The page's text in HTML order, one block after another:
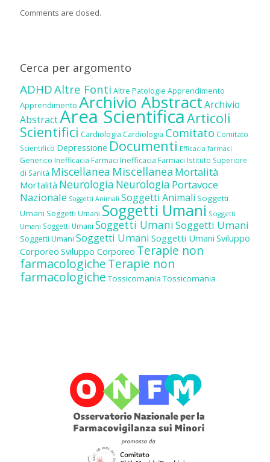
Comments are closed.
Cerca per argomento
ADHDAltre Fonti Altre Patologie Apprendimento
Apprendimento Archivio AbstractArchivio
AbstractArea ScientificaArticoli
Scientifici Cardiologia Cardiologia Comitato Comitato
Scientifico Depressione Documenti Efficacia farmaci
Generico Inefficacia Farmaci Inefficacia Farmaci Istituto Superiore
di Sanità Miscellanea Miscellanea Mortalità
Mortalità Neurologia Neurologia Portavoce
Nazionale Soggetti Animali Soggetti Animali Soggetti
Umani Soggetti Umani Soggetti Umani Soggetti
Umani Soggetti Umani Soggetti UmaniSoggetti Umani
Soggetti Umani Soggetti Umani Soggetti Umani Sviluppo
Corporeo Sviluppo Corporeo Terapie non
farmacologicheTerapie non
farmacologiche Tossicomania Tossicomania